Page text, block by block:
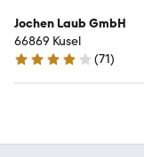
Jochen Laub GmbH
66869 Kusel
4.2 Sterne
(71)